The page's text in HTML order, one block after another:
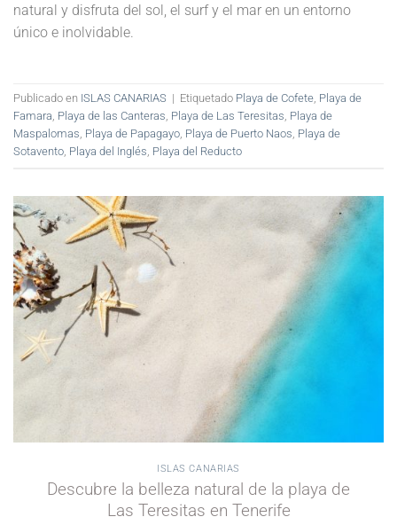
natural y disfruta del sol, el surf y el mar en un entorno
único e inolvidable.
Publicado en ISLAS CANARIAS | Etiquetado Playa de Cofete Playa de
Famara Playa de las Canteras Playa de Las Teresitas Playa de
Maspalomas Playa de Papagayo Playa de Puerto Naos Playa de
Sotavento Playa del Inglés Playa del Reducto
ISLAS CANARIAS
Descubre la belleza natural de la playa de
Las Teresitas en Tenerife